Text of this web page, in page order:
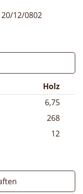
20/12/0802
Holz
6,75
268
12